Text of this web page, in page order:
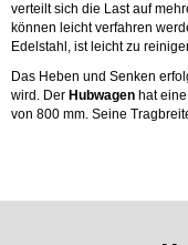
verteilt sich die Last auf
können leicht verfahren
Edelstahl, ist leicht zu
Das Heben und Senken
wird. Der Hubwagen hat
von 800 mm. Seine